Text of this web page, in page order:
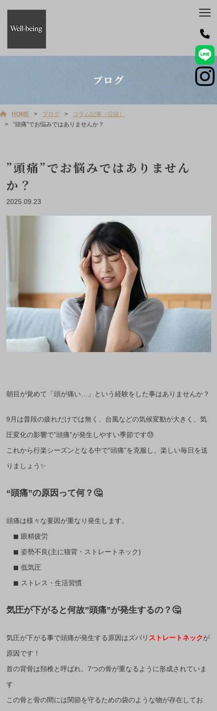
ブログ
HOME ブログ
コラム記事（症状）
”頭痛”でお悩みではありませんか？
”頭痛”でお悩みではありません
か？
2025.09.23
朝目が覚めて「頭が痛い…」という経験をした事はありませんか？
9月は普段の疲れだけでは無く、台風などの気候変動が大きく、気
圧変化の影響で”頭痛”が発生しやすい季節です😓
これから行楽シーズンとなる中で”頭痛”を克服し、楽しい毎日を送
りましょう✨
“頭痛”の原因って何？🤔
頭痛は様々な要因が重なり発生します。
◼︎ 眼精疲労
◼︎ 姿勢不良(主に猫背・ストレートネック)
◼︎ 低気圧
◼︎ ストレス・生活習慣
気圧が下がると何故”頭痛”が発生するの？🤔
気圧が下がる事で頭痛が発生する原因はズバリ ストレートネックが
原因です！
首の背骨は頚椎と呼ばれ、7つの骨が重なるように形成されていま
す
この骨と骨の間には関節を守るための袋のような物が存在してお